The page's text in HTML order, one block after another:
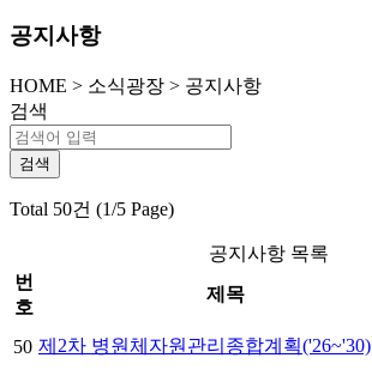
공지사항
HOME > 소식광장 > 공지사항
검색
Total 50건 (1/5 Page)
공지사항 목록
번
호
제목
50 제2차 병원체자원관리종합계획('26~'30)